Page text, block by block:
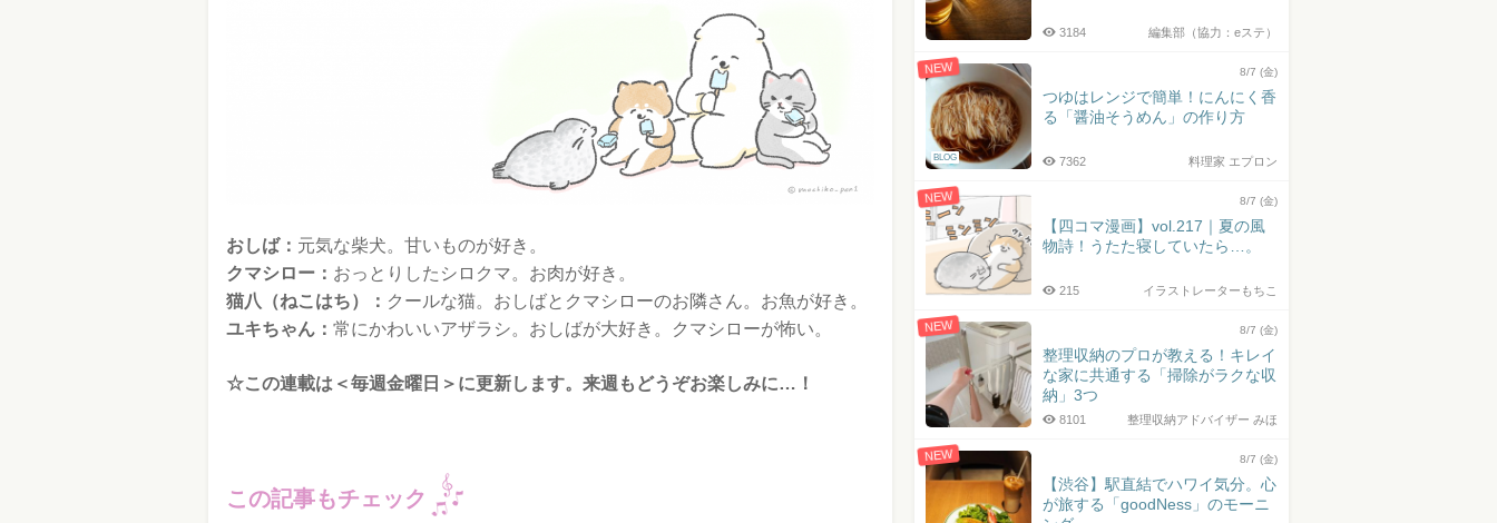
おしば： 元気な柴犬。甘いものが好き。
クマシロー： おっとりしたシロクマ。お肉が好き。
猫八（ねこはち）： クールな猫。おしばとクマシローのお隣さん。お魚が好き。
ユキちゃん： 常にかわいいアザラシ。おしばが大好き。クマシローが怖い。
☆この連載は＜毎週金曜日＞に更新します。来週もどうぞお楽しみに…！
この記事もチェック
編集部（協力：eステ）
3184
NEW
BLOG
8/7 (金)
つゆはレンジで簡単！にんにく香
る「醤油そうめん」の作り方
料理家 エプロン
7362
NEW 8/7 (金)
【四コマ漫画】vol.217｜夏の風
物詩！うたた寝していたら…。
イラストレーターもちこ
215
NEW 8/7 (金)
整理収納のプロが教える！キレイ
な家に共通する「掃除がラクな収
納」3つ
整理収納アドバイザー みほ
8101
NEW 8/7 (金)
【渋谷】駅直結でハワイ気分。心
が旅する「goodNess」のモーニ